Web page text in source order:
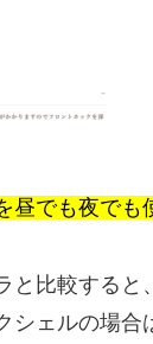
昼でも夜でも
と比較する
シェルの場